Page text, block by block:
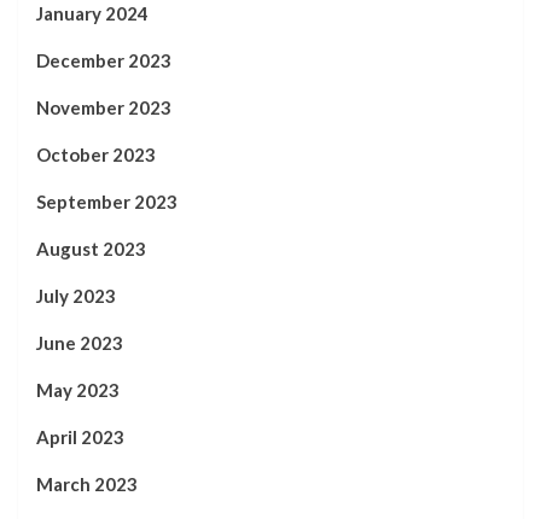
January 2024
December 2023
November 2023
October 2023
September 2023
August 2023
July 2023
June 2023
May 2023
April 2023
March 2023